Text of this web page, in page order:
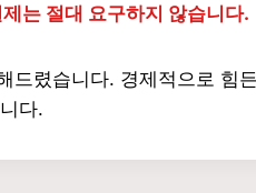
는 절대 요구하지 않습니다.
렸습니다. 경제적으로 힘
다.